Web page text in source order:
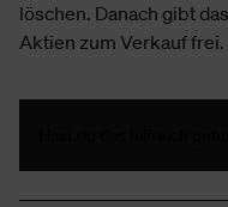
löschen. Danach gibt
Aktien zum Verkauf frei.